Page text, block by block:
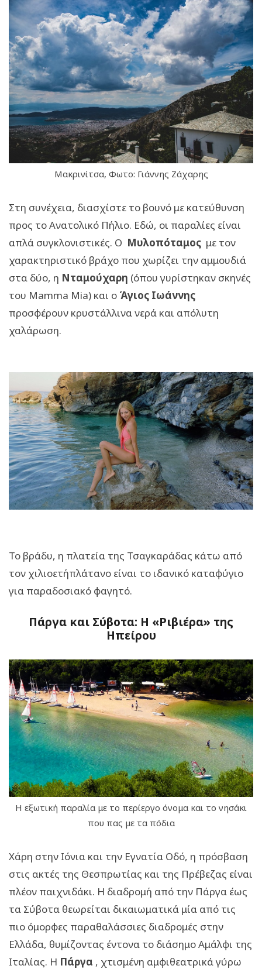
Μακρινίτσα, Φωτο: Γιάννης Ζάχαρης
Στη συνέχεια, διασχίστε το βουνό με κατεύθυνση
προς το Ανατολικό Πήλιο. Εδώ, οι παραλίες είναι
απλά συγκλονιστικές. O Μυλοπόταμος με τον
χαρακτηριστικό βράχο που χωρίζει την αμμουδιά
στα δύο, η Νταμούχαρη (όπου γυρίστηκαν σκηνές
του Mamma Mia) και ο Άγιος Ιωάννης
προσφέρουν κρυστάλλινα νερά και απόλυτη
χαλάρωση.
Το βράδυ, η πλατεία της Τσαγκαράδας κάτω από
τον χιλιοετήπλάτανο είναι το ιδανικό καταφύγιο
για παραδοσιακό φαγητό.
Πάργα και Σύβοτα: Η «Ριβιέρα» της
Ηπείρου
Η εξωτική παραλία με το περίεργο όνομα και το νησάκι
που πας με τα πόδια
Χάρη στην Ιόνια και την Εγνατία Οδό, η πρόσβαση
στις ακτές της Θεσπρωτίας και της Πρέβεζας είναι
πλέον παιχνιδάκι. Η διαδρομή από την Πάργα έως
τα Σύβοτα θεωρείται δικαιωματικά μία από τις
πιο όμορφες παραθαλάσσιες διαδρομές στην
Ελλάδα, θυμίζοντας έντονα το διάσημο Αμάλφι της
Ιταλίας. Η Πάργα , χτισμένη αμφιθεατρικά γύρω